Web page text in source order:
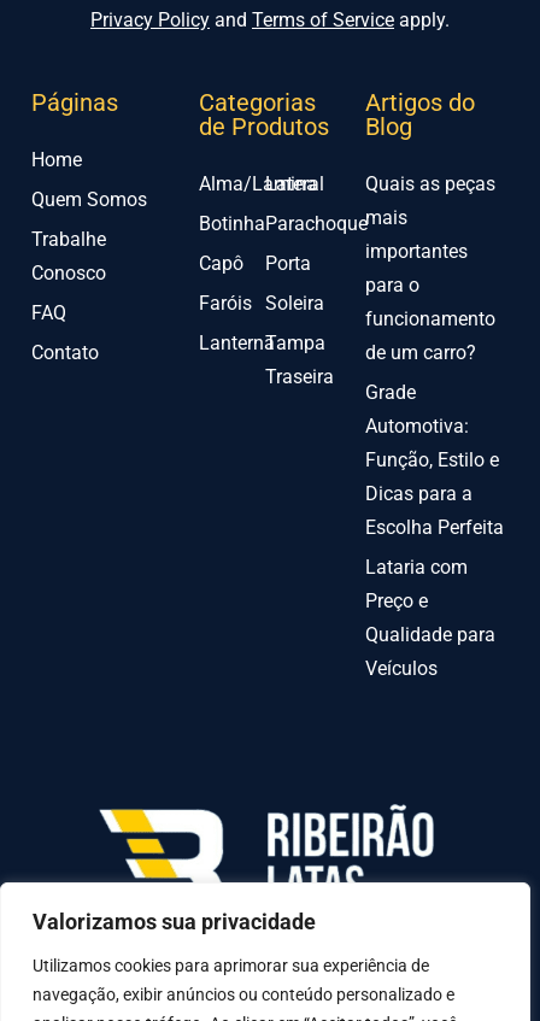
Valorizamos sua privacidade
Utilizamos cookies para aprimorar sua experiência de
navegação, exibir anúncios ou conteúdo personalizado e
Privacy Policy and Terms of Service apply.
Páginas
Home
Quem Somos
Trabalhe
Conosco
FAQ
Contato
Categorias
de Produtos
Alma/Lamina
Botinha
Capô
Faróis
Lanterna
Lateral
Parachoque
Porta
Soleira
Tampa
Traseira
Artigos do
Blog
Quais as peças
mais
importantes
para o
funcionamento
de um carro?
Grade
Automotiva:
Função, Estilo e
Dicas para a
Escolha Perfeita
Lataria com
Preço e
Qualidade para
Veículos
AV INDEPENDENCIA º 6378 QUADRA70-C LOTE
31-A, Goiânia - GO, 74070-010